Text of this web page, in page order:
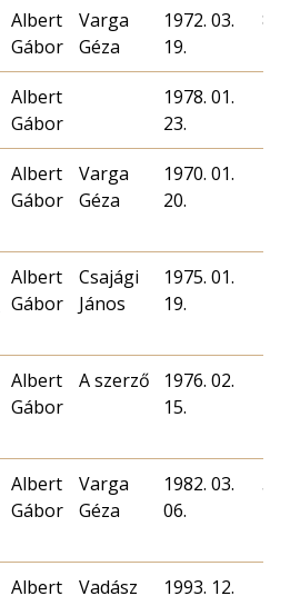
Albert
Gábor
Varga
Géza
1972. 03.
19.
85
Albert
Gábor
1978. 01.
23.
Albert
Gábor
Varga
Géza
1970. 01.
20.
Albert
Gábor
Csajági
János
1975. 01.
19.
Albert
Gábor
A szerző
1976. 02.
15.
Albert
Gábor
Varga
Géza
1982. 03.
06.
58
Albert Vadász 1993. 12.